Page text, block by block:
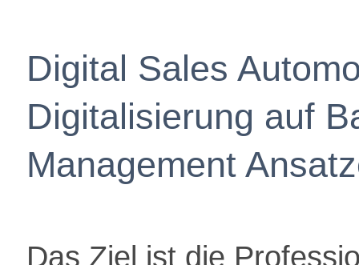
Digital Sales
Digitalisierung auf
Management
Das Ziel ist die